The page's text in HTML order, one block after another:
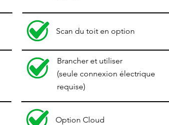
Scan du toit en option
Brancher et utiliser
(seule connexion électrique
requise)
Option Cloud